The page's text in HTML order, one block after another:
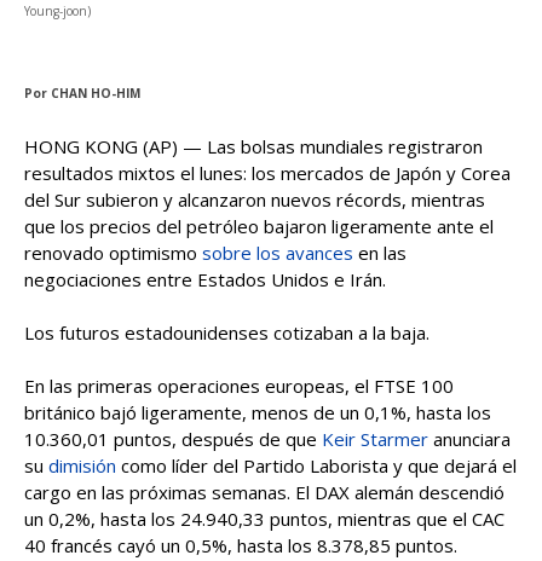
Young-joon)
Por CHAN HO-HIM
HONG KONG (AP) — Las bolsas mundiales registraron
resultados mixtos el lunes: los mercados de Japón y Corea
del Sur subieron y alcanzaron nuevos récords, mientras
que los precios del petróleo bajaron ligeramente ante el
renovado optimismo sobre los avances en las
negociaciones entre Estados Unidos e Irán.
Los futuros estadounidenses cotizaban a la baja.
En las primeras operaciones europeas, el FTSE 100
británico bajó ligeramente, menos de un 0,1%, hasta los
10.360,01 puntos, después de que Keir Starmer anunciara
su dimisión como líder del Partido Laborista y que dejará el
cargo en las próximas semanas. El DAX alemán descendió
un 0,2%, hasta los 24.940,33 puntos, mientras que el CAC
40 francés cayó un 0,5%, hasta los 8.378,85 puntos.